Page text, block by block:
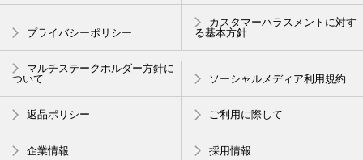
プライバシーポリシー
カスタマーハラスメントに対す
る基本方針
マルチステークホルダー方針に
ついて
ソーシャルメディア利用規約
返品ポリシー ご利用に際して
企業情報 採用情報